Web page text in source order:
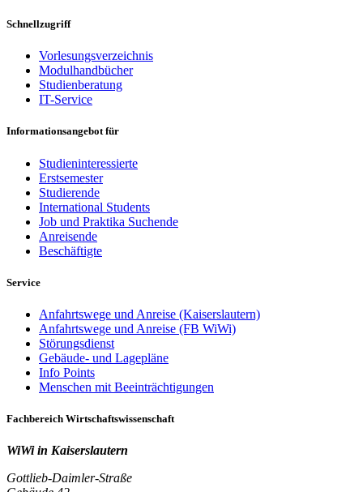
Schnellzugriff
Vorlesungsverzeichnis
Modulhandbücher
Studienberatung
IT-Service
Informationsangebot für
Studieninteressierte
Erstsemester
Studierende
International Students
Job und Praktika Suchende
Anreisende
Beschäftigte
Service
Anfahrtswege und Anreise (Kaiserslautern)
Anfahrtswege und Anreise (FB WiWi)
Störungsdienst
Gebäude- und Lagepläne
Info Points
Menschen mit Beeinträchtigungen
Fachbereich Wirtschaftswissenschaft
WiWi in Kaiserslautern
Gottlieb-Daimler-Straße